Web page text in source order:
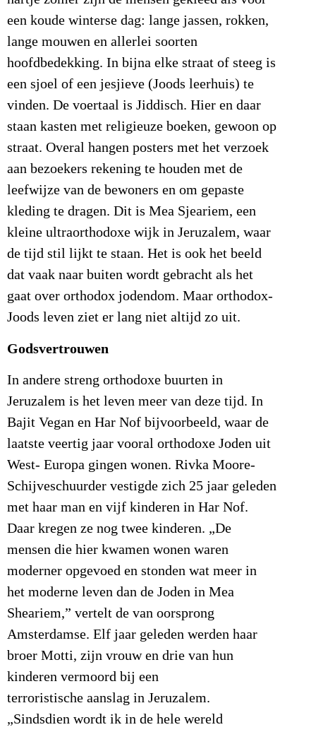
een koude winterse dag: lange jassen, rokken,
lange mouwen en allerlei soorten
hoofdbedekking. In bijna elke straat of steeg is
een sjoel of een jesjieve (Joods leerhuis) te
vinden. De voertaal is Jiddisch. Hier en daar
staan kasten met religieuze boeken, gewoon op
straat. Overal hangen posters met het verzoek
aan bezoekers rekening te houden met de
leefwijze van de bewoners en om gepaste
kleding te dragen. Dit is Mea Sjeariem, een
kleine ultraorthodoxe wijk in Jeruzalem, waar
de tijd stil lijkt te staan. Het is ook het beeld
dat vaak naar buiten wordt gebracht als het
gaat over orthodox jodendom. Maar orthodox-
Joods leven ziet er lang niet altijd zo uit.
Godsvertrouwen
In andere streng orthodoxe buurten in
Jeruzalem is het leven meer van deze tijd. In
Bajit Vegan en Har Nof bijvoorbeeld, waar de
laatste veertig jaar vooral orthodoxe Joden uit
West- Europa gingen wonen. Rivka Moore-
Schijveschuurder vestigde zich 25 jaar geleden
met haar man en vijf kinderen in Har Nof.
Daar kregen ze nog twee kinderen. „De
mensen die hier kwamen wonen waren
moderner opgevoed en stonden wat meer in
het moderne leven dan de Joden in Mea
Sheariem,” vertelt de van oorsprong
Amsterdamse. Elf jaar geleden werden haar
broer Motti, zijn vrouw en drie van hun
kinderen vermoord bij een
terroristische aanslag in Jeruzalem.
„Sindsdien wordt ik in de hele wereld